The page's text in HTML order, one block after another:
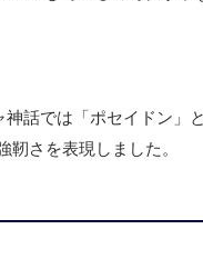
話では「ポセイドン」
さを表現しました。